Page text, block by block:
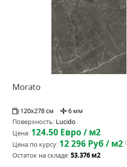
Morato
120x278 см
6 мм
Поверхность: Lucido
Цена: 124.50 Евро / м2
Цена по курсу: 12 296 Руб / м2
Остаток на складе:53.376 м2